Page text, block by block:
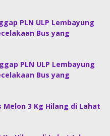
PLN ULP Lembayung
Bus yang
PLN ULP Lembayung
Bus yang
Melon 3 Kg Hilang di Lahat